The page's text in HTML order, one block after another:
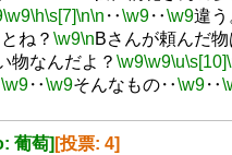
\w9\h\s[7]\n\n ‥\w9‥\w9違う
ね？ \w9\nBさんが頼んだ
物なんだよ？ \w9\w9\u\s[10]
\w9‥\w9そんなもの‥\w9‥
葡萄] [投票: 4]